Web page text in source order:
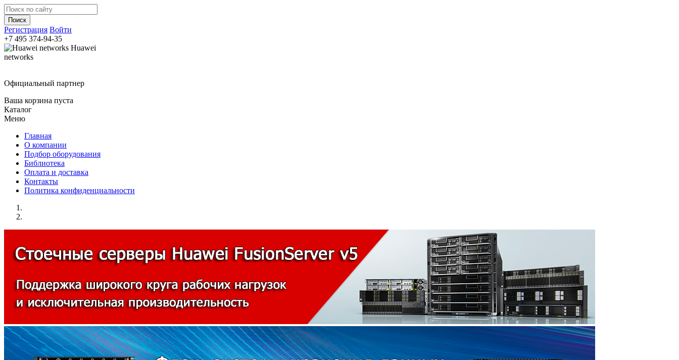
Регистрация Войти
+7 495 374-94-35
Huawei
networks
Официальный партнер
Ваша корзина пуста
Каталог
Меню
Главная
О компании
Подбор оборудования
Библиотека
Оплата и доставка
Контакты
Политика конфиденциальности